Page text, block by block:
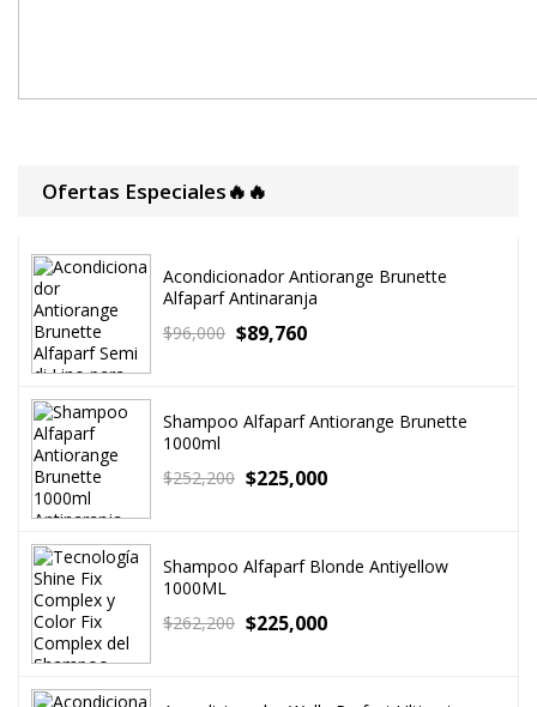
Ofertas Especiales🔥🔥
Acondicionador Antiorange Brunette
Alfaparf Antinaranja
$96,000 $89,760
Shampoo Alfaparf Antiorange Brunette
1000ml
$252,200 $225,000
Shampoo Alfaparf Blonde Antiyellow
1000ML
$262,200 $225,000